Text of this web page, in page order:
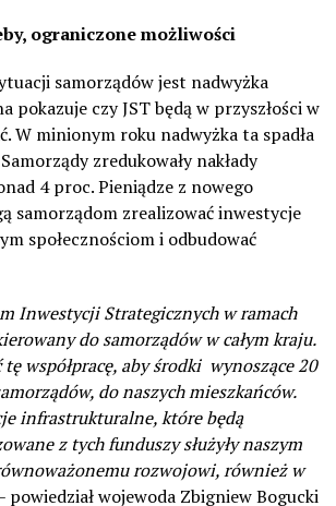
ograniczone możliwości
samorządów jest nadwyżka
pokazuje czy JST będą w przyszłości w
W minionym roku nadwyżka ta spadła
zredukowały nakłady
4 proc. Pieniądze z nowego
samorządom zrealizować inwestycje
społecznościom i odbudować
Inwestycji Strategicznych w ramach
do samorządów w całym kraju.
tę współpracę, aby środki wynoszące 20
do naszych mieszkańców.
infrastrukturalne, które będą
z tych funduszy służyły naszym
rozwojowi, również w
powiedział wojewoda Zbigniew Bogucki